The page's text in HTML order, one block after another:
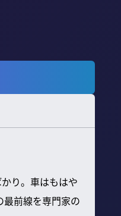
り。車はもはや
前線を専門家の